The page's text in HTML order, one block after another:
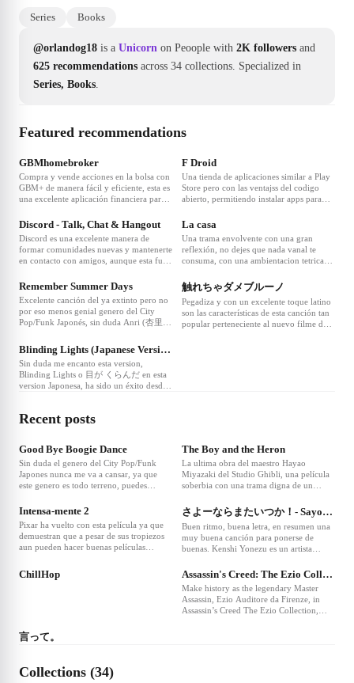
Series Books
@orlandog18 is a Unicorn on Peoople with 2K followers and
625 recommendations across 34 collections. Specialized in
Series, Books.
Featured recommendations
❤7
GBMhomebroker
Compra y vende acciones en la bolsa con
GBM+ de manera fácil y eficiente, esta es
una excelente aplicación financiera para
por invertir pero los tabus y las
especulaciones que abordan el tema los
frenan a hacerlo, ampliamente
recomendada.
F Droid
Una tienda de aplicaciones similar a Play
Store pero con las ventajss del codigo
abierto, permitiendo instalar apps para
gratuita, segura, sin ningun tipo de
innecesarios que comprometen tu
privacidad, ampliamente recomendada.
❤5
Discord - Talk, Chat & Hangout
Discord es una excelente manera de
formar comunidades nuevas y mantenerte
en contacto con amigos, aunque esta fue
gaming esta de ha abierto a nuevos
mercados, siendo ahora una potente
herramienta para la comunicación global
rivalizando con grandes como WhatsApp.
❤5
La casa
Una trama envolvente con una gran
reflexión, no dejes que nada vanal te
consuma, con una ambientacion tetrica
sentian los protagonistas en cada una de
las historias, sin duda es una excelente
obra maestra actual de la animación stop
motion, recomendada.
❤3
Remember Summer Days
Excelente canción del ya extinto pero no
por eso menos genial genero del City
Pop/Funk Japonés, sin duda Anri (杏里)
este genero, una canción mas que
recomendada para escuchar sobretodo en
el atardecer para una mayor
ambientación.
❤2
触れちゃダメブルーノ
Pegadiza y con un excelente toque latino
son las características de esta canción tan
popular perteneciente al nuevo filme de
❤2
Blinding Lights (Japanese Version)
Sin duda me encanto esta version,
Blinding Lights o 目が くらんだ en esta
version Japonesa, ha sido un éxito desde
esta adaptación hecha por la talentosa
cantante Raiynch la volverá a pocisionar
Recent posts
Good Bye Boogie Dance
Sin duda el genero del City Pop/Funk
Japones nunca me va a cansar, ya que
este genero es todo terreno, puedes
llenarte de energía pero tambien puedes
con sensaciones nostálgicas y relajantes.
Anri una excelente artista
The Boy and the Heron
La ultima obra del maestro Hayao
Miyazaki del Studio Ghibli, una película
soberbia con una trama digna de un
sobre todos sus símbolismos y
significado, con una animación que es
todo un espectáculo visual que te dejara
maravillado de principio a fin 10/10.
Intensa-mente 2
Pixar ha vuelto con esta película ya que
demuestran que a pesar de sus tropiezos
aun pueden hacer buenas películas
espectador. Esta secuela de intensamente
hace una análisis psicológico sobre como
さよーならまたいつか！- Sayonara
Buen ritmo, buena letra, en resumen una
muy buena canción para ponerse de
buenas. Kenshi Yonezu es un artista
rango vocal y un gran talento y
duda recomiendo escuchar toda su
discografia ya que vale mucho la pena.
❤7
ChillHop
❤7
Assassin's Creed: The Ezio Collection
Make history as the legendary Master
Assassin, Ezio Auditore da Firenze, in
Assassin’s Creed The Ezio Collection,
言って。
Collections (34)